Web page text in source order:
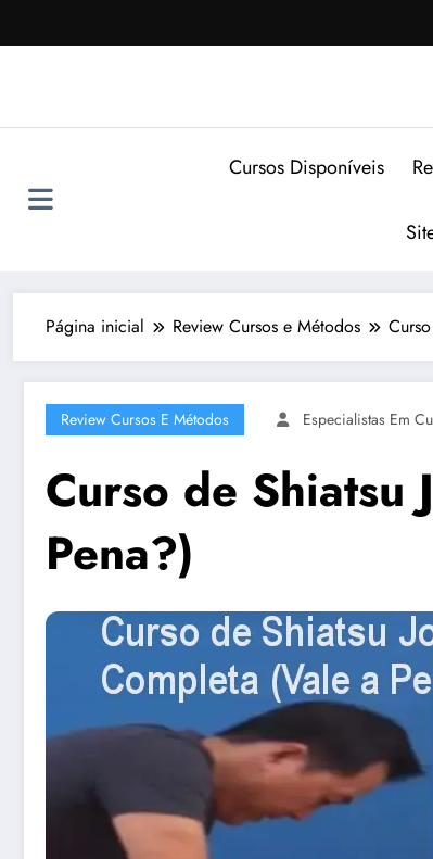
para
Cursos Disponíveis
Página inicial Review Cursos e Métodos
Review Cursos E Métodos Especialistas Em
Curso de Shiatsu
Pena?)